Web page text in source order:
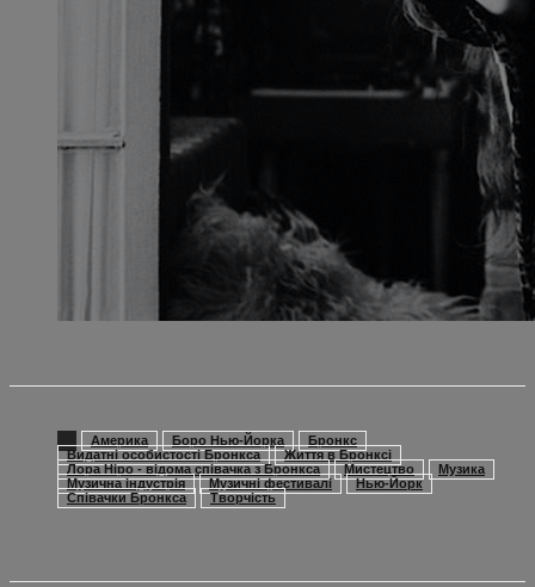
Америка Боро Нью-Йорка
Бронкс
Видатні особистості Бронкса
Життя в Бронксі
Лора Ніро - відома співачка з Бронкса
Мистецтво
Музика
Музична індустрія
Музичні фестивалі
Нью-Йорк
Співачки Бронкса
Творчість